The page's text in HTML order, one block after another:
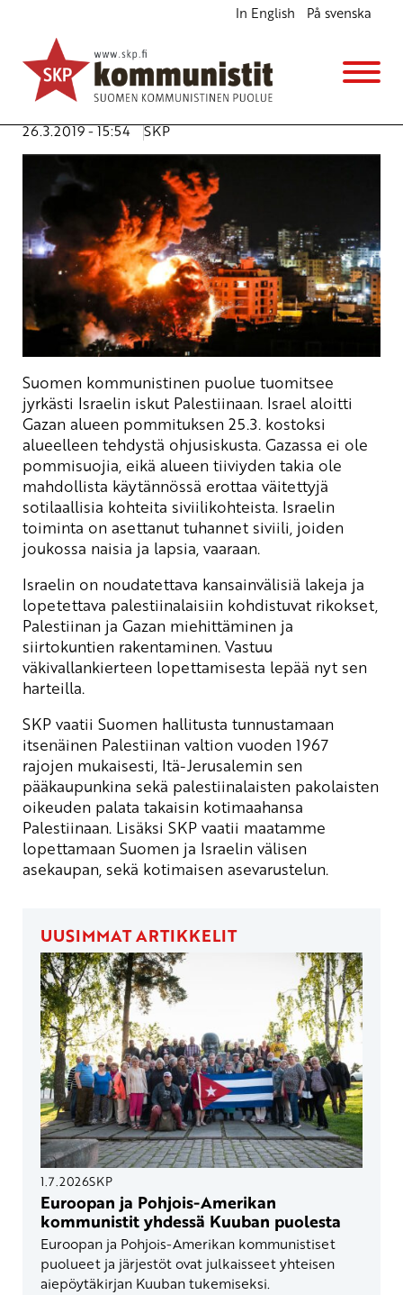
In English På svenska
Gazan pommitukset lopetettava
Ajankohtaista
Kannanotot
Avainsanat:1967 rajat,Gaza,Israel,Palestiina
26.3.2019 - 15:54
SKP
Suomen kommunistinen puolue tuomitsee
jyrkästi Israelin iskut Palestiinaan. Israel aloitti
Gazan alueen pommituksen 25.3. kostoksi
alueelleen tehdystä ohjusiskusta. Gazassa ei ole
pommisuojia, eikä alueen tiiviyden takia ole
mahdollista käytännössä erottaa väitettyjä
sotilaallisia kohteita siviilikohteista. Israelin
toiminta on asettanut tuhannet siviili, joiden
joukossa naisia ja lapsia, vaaraan.
Israelin on noudatettava kansainvälisiä lakeja ja
lopetettava palestiinalaisiin kohdistuvat rikokset,
Palestiinan ja Gazan miehittäminen ja
siirtokuntien rakentaminen. Vastuu
väkivallankierteen lopettamisesta lepää nyt sen
harteilla.
SKP vaatii Suomen hallitusta tunnustamaan
itsenäinen Palestiinan valtion vuoden 1967
rajojen mukaisesti, Itä-Jerusalemin sen
pääkaupunkina sekä palestiinalaisten pakolaisten
oikeuden palata takaisin kotimaahansa
Palestiinaan. Lisäksi SKP vaatii maatamme
lopettamaan Suomen ja Israelin välisen
asekaupan, sekä kotimaisen asevarustelun.
UUSIMMAT ARTIKKELIT
1.7.2026SKP
Euroopan ja Pohjois-Amerikan
kommunistit yhdessä Kuuban puolesta
Euroopan ja Pohjois-Amerikan kommunistiset
puolueet ja järjestöt ovat julkaisseet yhteisen
aiepöytäkirjan Kuuban tukemiseksi.